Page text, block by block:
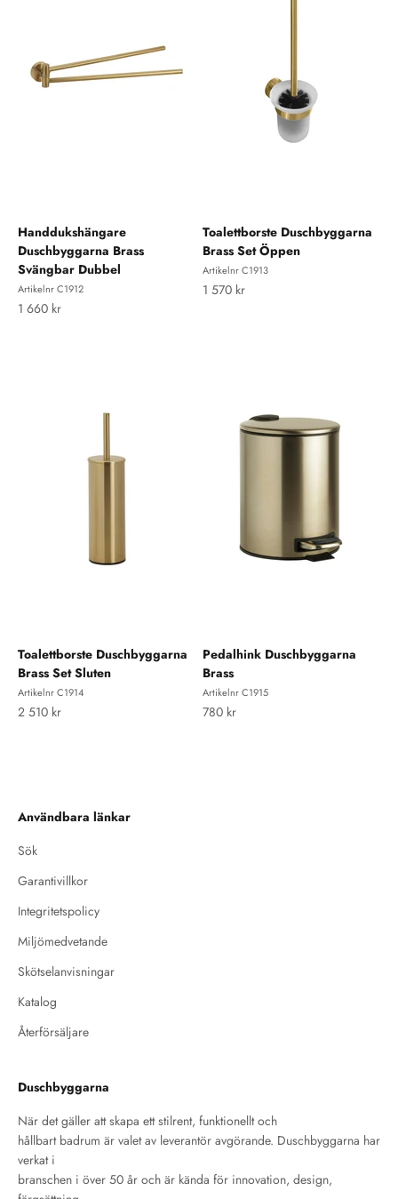
Handdukshängare
Duschbyggarna Brass
Svängbar Dubbel
Artikelnr C1912
REA-pris
1 660 kr
Toalettborste Duschbyggarna
Brass Set Öppen
Artikelnr C1913
REA-pris
1 570 kr
Toalettborste Duschbyggarna
Brass Set Sluten
Artikelnr C1914
REA-pris
2 510 kr
Pedalhink Duschbyggarna
Brass
Artikelnr C1915
REA-pris
780 kr
Användbara länkar
Sök
Garantivillkor
Integritetspolicy
Miljömedvetande
Skötselanvisningar
Katalog
Återförsäljare
Duschbyggarna
När det gäller att skapa ett stilrent, funktionellt och
hållbart badrum är valet av leverantör avgörande. Duschbyggarna har
verkat i
branschen i över 50 år och är kända för innovation, design,